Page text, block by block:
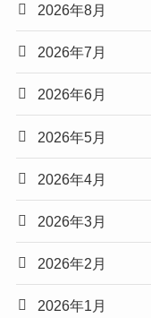
2026年8月
2026年7月
2026年6月
2026年5月
2026年4月
2026年3月
2026年2月
2026年1月